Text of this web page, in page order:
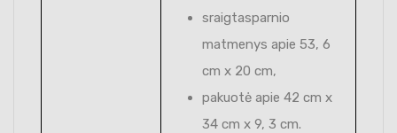
sraigtasparnio
matmenys apie 53, 6
cm x 20 cm,
pakuotė apie 42 cm x
34 cm x 9, 3 cm.